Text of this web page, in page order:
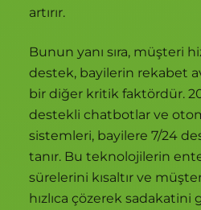
artırır.
Bunun yanı sıra, müşteri
destek, bayilerin rekabet
bir diğer kritik faktördür.
destekli chatbotlar ve
sistemleri, bayilere 7/24
tanır. Bu teknolojilerin
sürelerini kısaltır ve
hızlıca çözerek